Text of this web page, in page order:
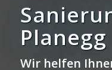
Planegg
Wir helfen